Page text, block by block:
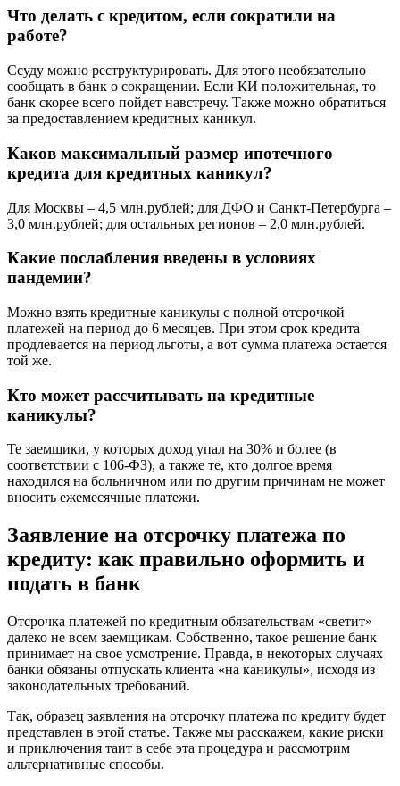
Что делать с кредитом, если сократили на
работе?
Ссуду можно реструктурировать. Для этого необязательно
сообщать в банк о сокращении. Если КИ положительная, то
банк скорее всего пойдет навстречу. Также можно обратиться
за предоставлением кредитных каникул.
Каков максимальный размер ипотечного
кредита для кредитных каникул?
Для Москвы – 4,5 млн.рублей; для ДФО и Санкт-Петербурга –
3,0 млн.рублей; для остальных регионов – 2,0 млн.рублей.
Какие послабления введены в условиях
пандемии?
Можно взять кредитные каникулы с полной отсрочкой
платежей на период до 6 месяцев. При этом срок кредита
продлевается на период льготы, а вот сумма платежа остается
той же.
Кто может рассчитывать на кредитные
каникулы?
Те заемщики, у которых доход упал на 30% и более (в
соответствии с 106-ФЗ), а также те, кто долгое время
находился на больничном или по другим причинам не может
вносить ежемесячные платежи.
Заявление на отсрочку платежа по
кредиту: как правильно оформить и
подать в банк
Отсрочка платежей по кредитным обязательствам «светит»
далеко не всем заемщикам. Собственно, такое решение банк
принимает на свое усмотрение. Правда, в некоторых случаях
банки обязаны отпускать клиента «на каникулы», исходя из
законодательных требований.
Так, образец заявления на отсрочку платежа по кредиту будет
представлен в этой статье. Также мы расскажем, какие риски
и приключения таит в себе эта процедура и рассмотрим
альтернативные способы.